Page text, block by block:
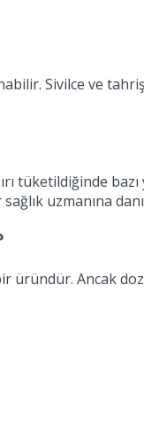
Sivilce ve
tüketildiğinde
uzmanına
Ancak